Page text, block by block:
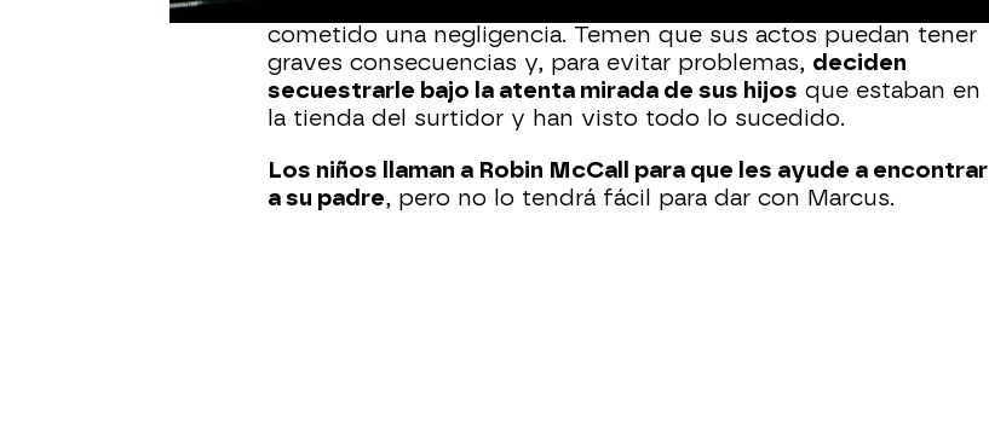
cometido una negligencia. Temen que sus actos puedan tener
graves consecuencias y, para evitar problemas, deciden
secuestrarle bajo la atenta mirada de sus hijos que estaban en
la tienda del surtidor y han visto todo lo sucedido.
Los niños llaman a Robin McCall para que les ayude a encontrar
a su padre, pero no lo tendrá fácil para dar con Marcus.